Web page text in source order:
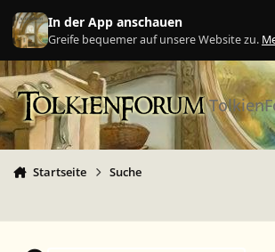
Zu Inhalt springen
In der App anschauen
Greife bequemer auf unsere Website zu.
Startseite Suche